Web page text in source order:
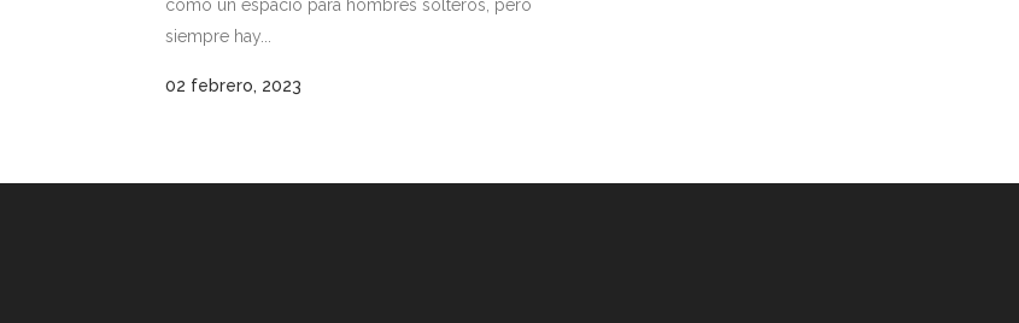
como un espacio para hombres solteros, pero
siempre hay...
02 febrero, 2023